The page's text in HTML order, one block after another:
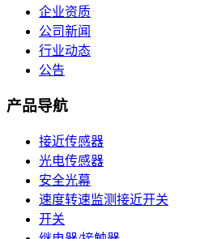
企业资质
公司新闻
行业动态
公告
产品导航
接近传感器
光电传感器
安全光幕
速度转速监测接近开关
开关